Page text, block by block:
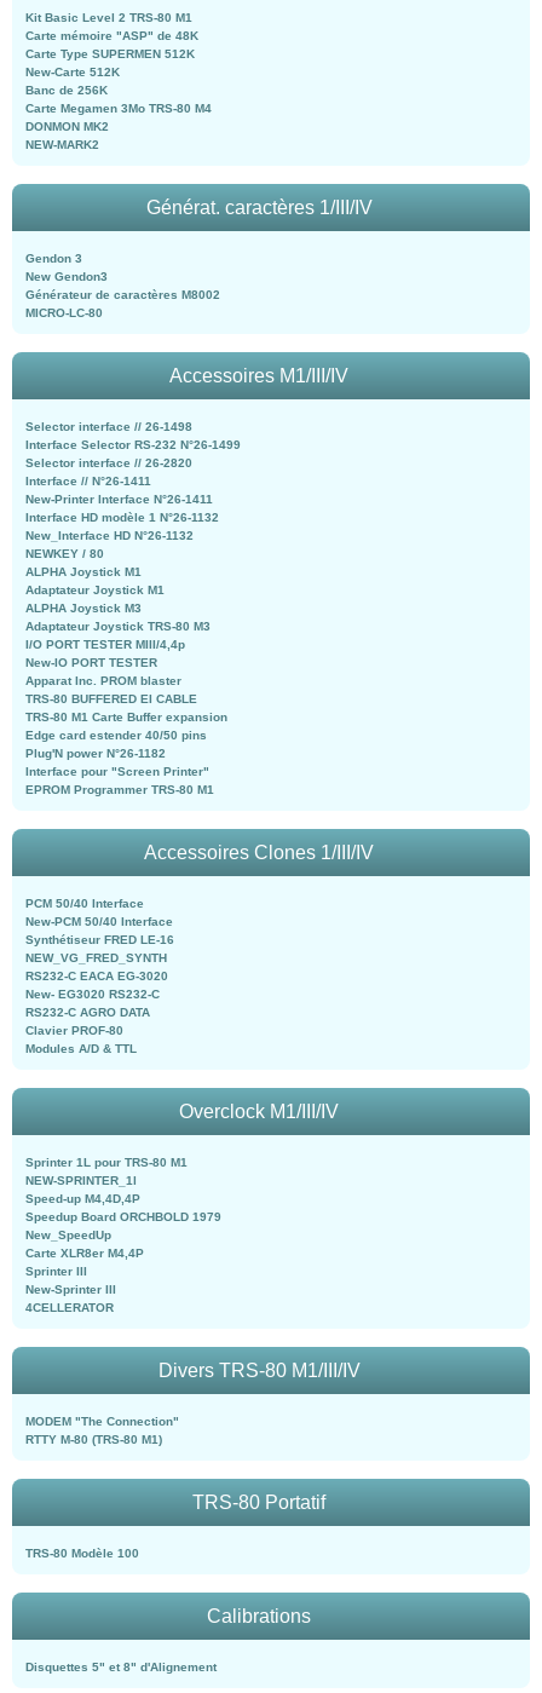
Kit Basic Level 2 TRS-80 M1
Carte mémoire "ASP" de 48K
Carte Type SUPERMEN 512K
New-Carte 512K
Banc de 256K
Carte Megamen 3Mo TRS-80 M4
DONMON MK2
NEW-MARK2
Générat. caractères 1/III/IV
Gendon 3
New Gendon3
Générateur de caractères M8002
MICRO-LC-80
Accessoires M1/III/IV
Selector interface // 26-1498
Interface Selector RS-232 N°26-1499
Selector interface // 26-2820
Interface // N°26-1411
New-Printer Interface N°26-1411
Interface HD modèle 1 N°26-1132
New_Interface HD N°26-1132
NEWKEY / 80
ALPHA Joystick M1
Adaptateur Joystick M1
ALPHA Joystick M3
Adaptateur Joystick TRS-80 M3
I/O PORT TESTER MIII/4,4p
New-IO PORT TESTER
Apparat Inc. PROM blaster
TRS-80 BUFFERED EI CABLE
TRS-80 M1 Carte Buffer expansion
Edge card estender 40/50 pins
Plug'N power N°26-1182
Interface pour "Screen Printer"
EPROM Programmer TRS-80 M1
Accessoires Clones 1/III/IV
PCM 50/40 Interface
New-PCM 50/40 Interface
Synthétiseur FRED LE-16
NEW_VG_FRED_SYNTH
RS232-C EACA EG-3020
New- EG3020 RS232-C
RS232-C AGRO DATA
Clavier PROF-80
Modules A/D & TTL
Overclock M1/III/IV
Sprinter 1L pour TRS-80 M1
NEW-SPRINTER_1l
Speed-up M4,4D,4P
Speedup Board ORCHBOLD 1979
New_SpeedUp
Carte XLR8er M4,4P
Sprinter III
New-Sprinter III
4CELLERATOR
Divers TRS-80 M1/III/IV
MODEM "The Connection"
RTTY M-80 (TRS-80 M1)
TRS-80 Portatif
TRS-80 Modèle 100
Calibrations
Disquettes 5" et 8" d'Alignement